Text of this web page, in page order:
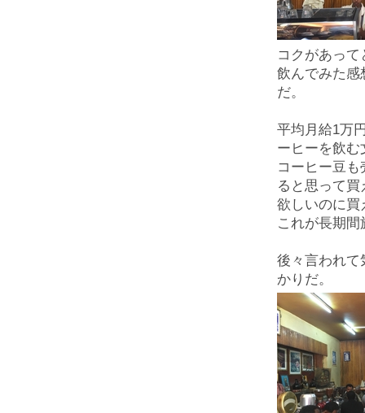
コクがあっ
飲んでみた感
だ。
平均月給1万
ーヒーを飲む
コーヒー豆
ると思って
欲しいのに買
これが長期
後々言われて
かりだ。